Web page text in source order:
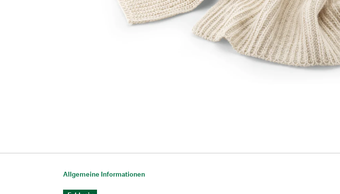
Allgemeine Informationen